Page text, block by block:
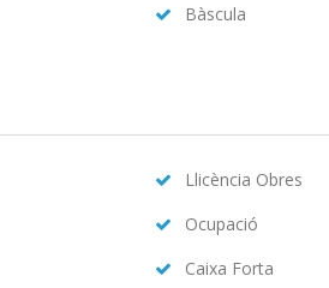
Bàscula
Llicència Obres
Ocupació
Caixa Forta